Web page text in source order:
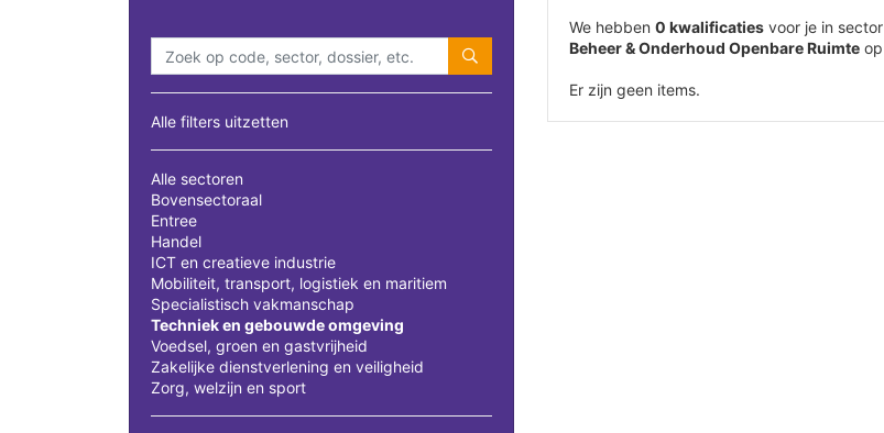
Alle filters uitzetten
Alle sectoren
Bovensectoraal
Entree
Handel
ICT en creatieve industrie
Mobiliteit, transport, logistiek en maritiem
Specialistisch vakmanschap
Techniek en gebouwde omgeving
Voedsel, groen en gastvrijheid
Zakelijke dienstverlening en veiligheid
Zorg, welzijn en sport
We hebben 0 kwalificaties voor je in sector
Beheer & Onderhoud Openbare Ruimte op
Er zijn geen items.